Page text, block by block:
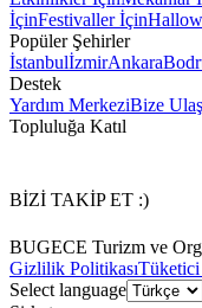
İçinFestivaller İçin
Popüler Şehirler
İstanbulİzmirAnkara
Destek
Yardım MerkeziBize
Topluluğa Katıl
BİZİ TAKİP ET :)
BUGECE Turizm ve
Gizlilik Politikası
Select language